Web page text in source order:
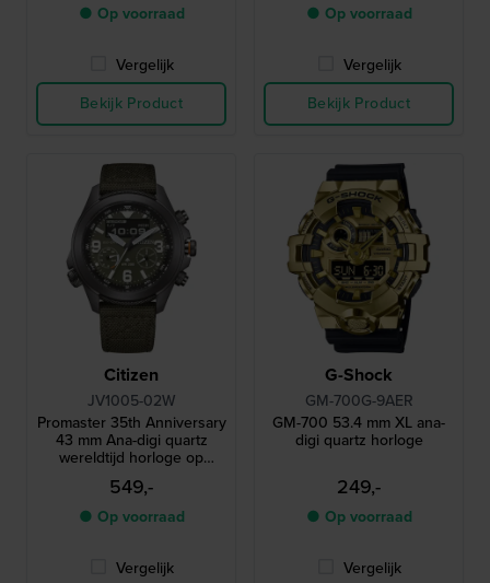
● Op voorraad
Vergelijk
Bekijk Product
● Op voorraad
Vergelijk
Bekijk Product
Citizen
JV1005-02W
Promaster 35th Anniversary
43 mm Ana-digi quartz
wereldtijd horloge op
zonne-energie
549,-
● Op voorraad
Vergelijk
G-Shock
GM-700G-9AER
GM-700 53.4 mm XL ana-
digi quartz horloge
249,-
● Op voorraad
Vergelijk